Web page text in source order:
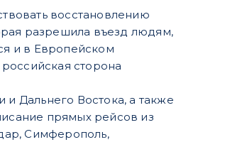
восстановлению
разрешила въезд людям,
и в Европейском
сторона
Дальнего Востока, а также
прямых рейсов из
Симферополь,